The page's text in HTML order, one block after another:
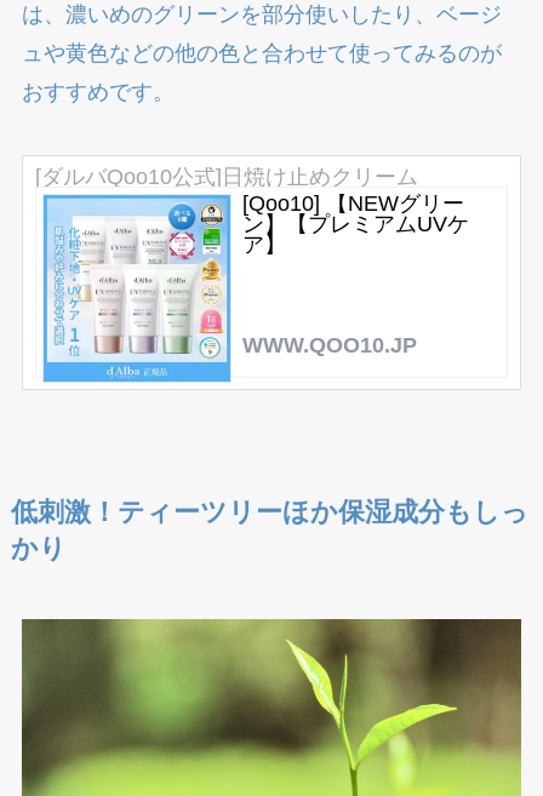
は、濃いめのグリーンを部分使いしたり、ベージ
ュや黄色などの他の色と合わせて使ってみるのが
おすすめです。
[ダルバQoo10公式]日焼け止めクリーム
[Qoo10] 【NEWグリー
ン】【プレミアムUVケ
ア】
WWW.QOO10.JP
低刺激！ティーツリーほか保湿成分もしっ
かり